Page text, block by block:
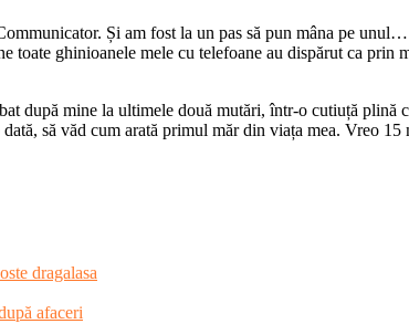
Și am fost la un pas să pun mâna pe
toate ghinioanele mele cu telefoane au dispărut ca
după mine la ultimele două mutări, într-o cutiuță
să văd cum arată primul măr din viața mea. Vreo
dragalasa
afaceri